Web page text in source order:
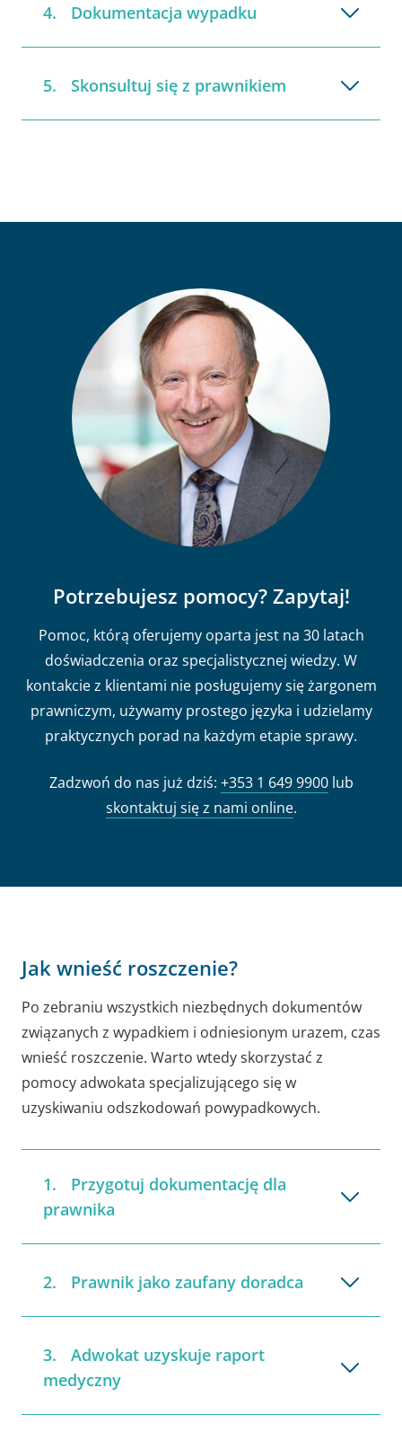
Dokumentacja wypadku
Skonsultuj się z prawnikiem
Potrzebujesz pomocy? Zapytaj!
Pomoc, którą oferujemy oparta jest na 30 latach
doświadczenia oraz specjalistycznej wiedzy. W
kontakcie z klientami nie posługujemy się żargonem
prawniczym, używamy prostego języka i udzielamy
praktycznych porad na każdym etapie sprawy.
Zadzwoń do nas już dziś: +353 1 649 9900lub
skontaktuj się z nami online.
Jak wnieść roszczenie?
Po zebraniu wszystkich niezbędnych dokumentów
związanych z wypadkiem i odniesionym urazem, czas
wnieść roszczenie. Warto wtedy skorzystać z
pomocy adwokata specjalizującego się w
uzyskiwaniu odszkodowań powypadkowych.
Przygotuj dokumentację dla
prawnika
Prawnik jako zaufany doradca
Adwokat uzyskuje raport
medyczny